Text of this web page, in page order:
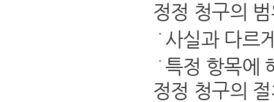
정정 청구의
사실과 다르
특정 항목에
정정 청구의 절